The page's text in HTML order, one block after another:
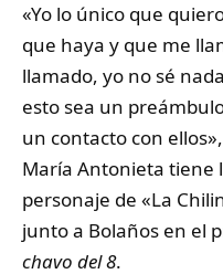
«Yo lo único que
que haya y que me
llamado, yo no sé
esto sea un
un contacto con
María Antonieta tiene
personaje de «La
junto a Bolaños en el
chavo del 8.